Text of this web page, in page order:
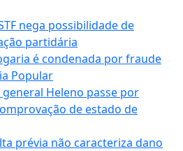
nega possibilidade de
partidária
é condenada por fraude
Popular
Heleno passe por
de estado de
prévia não caracteriza dano